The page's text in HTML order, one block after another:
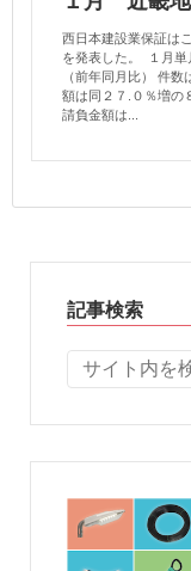
西日本建設業保証は
を発表した。 １月
（前年同月比） 件
額は同２７.０％増の
請負金額は...
記事検索